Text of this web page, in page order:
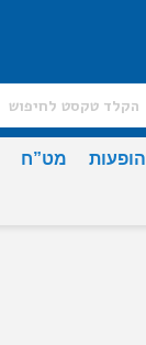
הופעות מט”ח